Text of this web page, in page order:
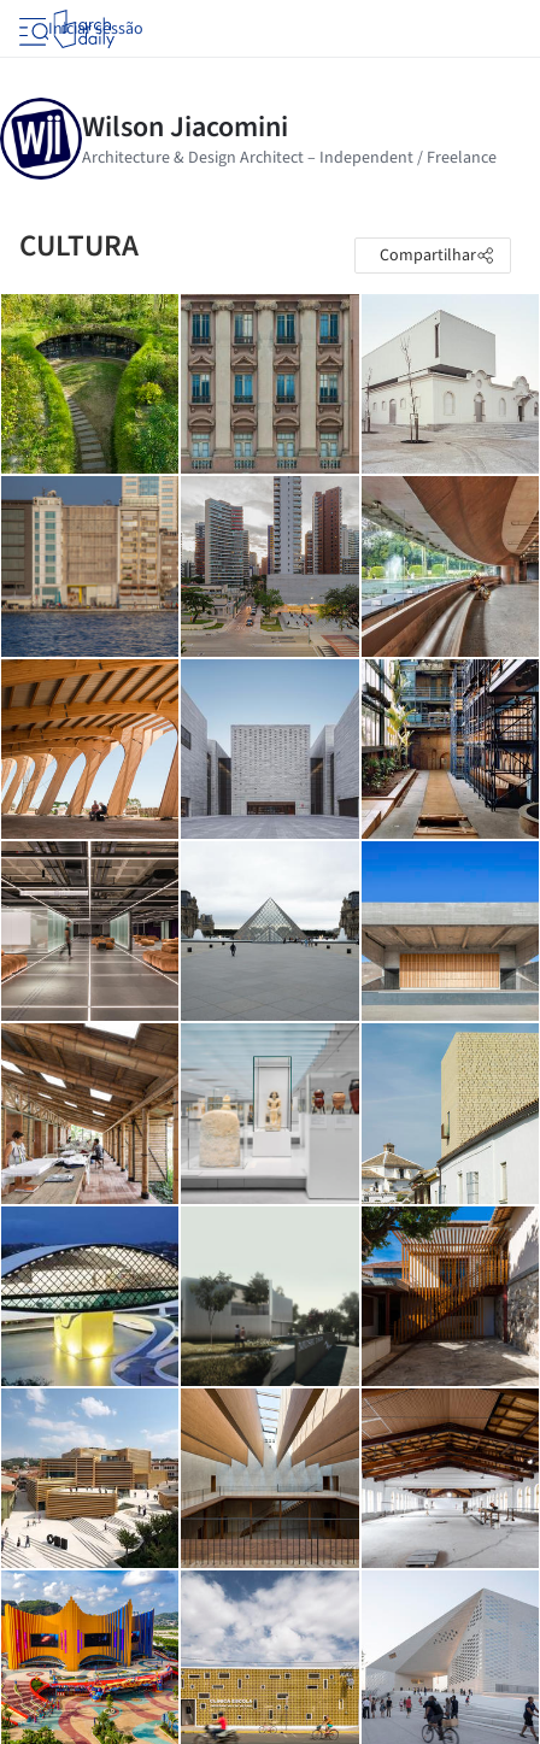
Iniciar sessão
CULTURA Compartilhar